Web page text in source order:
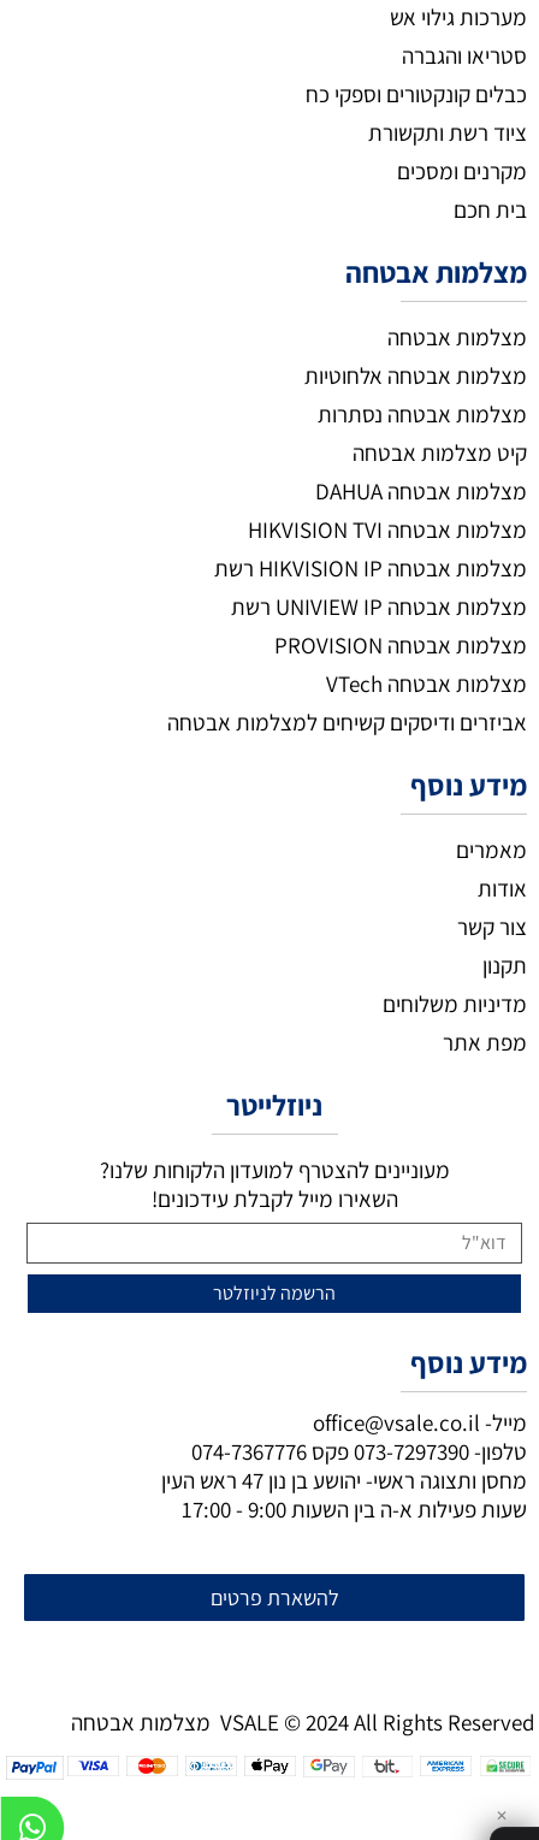
מערכות גילוי אש
סטריאו והגברה
כבלים קונקטורים וספקי כח
ציוד רשת ותקשורת
מקרנים ומסכים
בית חכם
מצלמות אבטחה
מצלמות אבטחה
מצלמות אבטחה אלחוטיות
מצלמות אבטחה נסתרות
קיט מצלמות אבטחה
מצלמות אבטחה DAHUA
מצלמות אבטחה HIKVISION TVI
מצלמות אבטחה HIKVISION IP רשת
מצלמות אבטחה UNIVIEW IP רשת
מצלמות אבטחה PROVISION
מצלמות אבטחה VTech
אביזרים ודיסקים קשיחים למצלמות אבטחה
מידע נוסף
מאמרים
אודות
צור קשר
תקנון
מדיניות משלוחים
מפת אתר
ניוזלייטר
מעוניינים להצטרף למועדון הלקוחות שלנו?
השאירו מייל לקבלת עידכונים!
מידע נוסף
מייל- office@vsale.co.il
טלפון-073-7297390פקס 074-7367776
מחסן ותצוגה ראשי- יהושע בן נון 47 ראש העין
שעות פעילות א-ה בין השעות 9:00 - 17:00
להשארת פרטים
מצלמות אבטחה VSALE © 2024 All Rights Reserved
✕